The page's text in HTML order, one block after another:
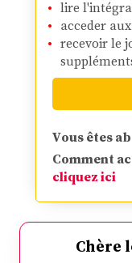
lire
acceder
recevoir le
Vous êtes
Comment
cliquez ici
Chère